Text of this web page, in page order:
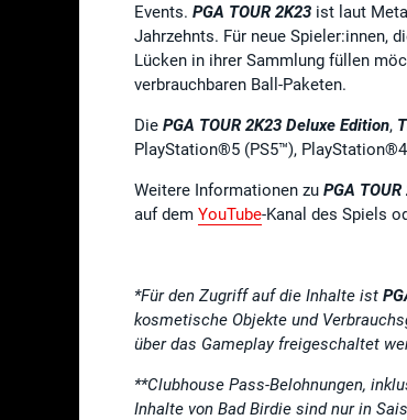
Events. PGA TOUR 2K23 ist laut
Jahrzehnts. Für neue Spieler:innen,
Lücken in ihrer Sammlung füllen
verbrauchbaren Ball-Paketen.
Die PGA TOUR 2K23 Deluxe Edition,
PlayStation®5 (PS5™),
Weitere Informationen zu PGA TOUR
auf dem YouTube-Kanal des Spiels
*Für den Zugriff auf die Inhalte ist
kosmetische Objekte und
über das Gameplay freigeschaltet
**Clubhouse Pass-Belohnungen,
Inhalte von Bad Birdie sind nur in